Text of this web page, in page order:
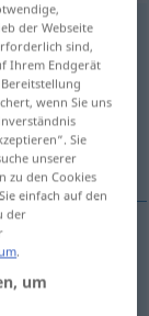
der Webseite
sind,
Ihrem Endgerät
wenn Sie uns
Sie
unserer
zu den Cookies
einfach auf den
der
.
um